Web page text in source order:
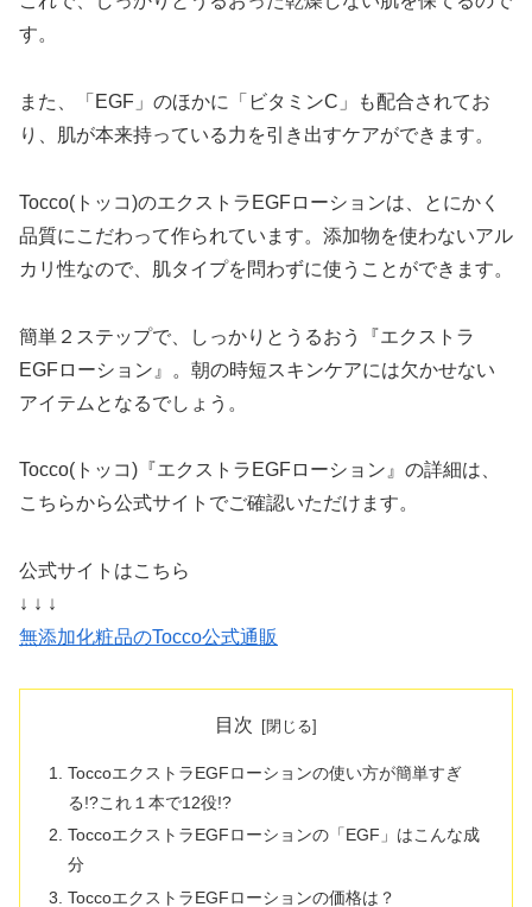
す。
また、「EGF」のほかに「ビタミンC」も配合されてお
り、肌が本来持っている力を引き出すケアができます。
Tocco(トッコ)のエクストラEGFローションは、とにかく
品質にこだわって作られています。添加物を使わないアル
カリ性なので、肌タイプを問わずに使うことができます。
簡単２ステップで、しっかりとうるおう『エクストラ
EGFローション』。朝の時短スキンケアには欠かせない
アイテムとなるでしょう。
Tocco(トッコ)『エクストラEGFローション』の詳細は、
こちらから公式サイトでご確認いただけます。
公式サイトはこちら
↓ ↓ ↓
無添加化粧品のTocco公式通販
目次
ToccoエクストラEGFローションの使い方が簡単すぎ
る!?これ１本で12役!?
ToccoエクストラEGFローションの「EGF」はこんな成
分
ToccoエクストラEGFローションの価格は？